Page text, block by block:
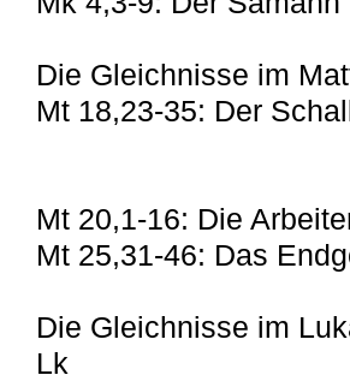
Die Gleichnisse im
Mt 18,23-35: Der
Mt 20,1-16: Die
Mt 25,31-46: Das
Die Gleichnisse im
Lk